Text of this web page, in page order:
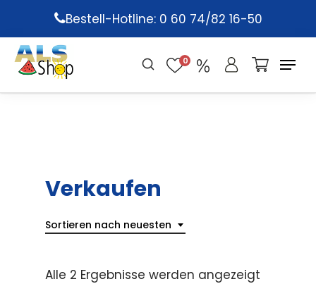
main
content
Bestell-Hotline: 0 60 74/82 16-50
0
Verkaufen
Sortieren nach neuesten
Alle 2 Ergebnisse werden angezeigt